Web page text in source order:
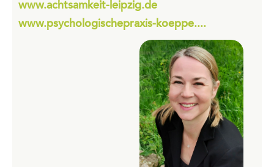
www.achtsamkeit-leipzig.de
www.psychologischepraxis-koeppe....